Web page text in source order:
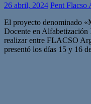
26 abril, 2024 Pent Flacso
El proyecto denominado
Docente en Alfabetización
realizar entre FLACSO
presentó los días 15 y 16